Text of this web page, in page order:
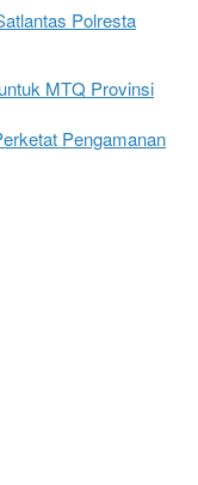
Polresta
MTQ Provinsi
Pengamanan